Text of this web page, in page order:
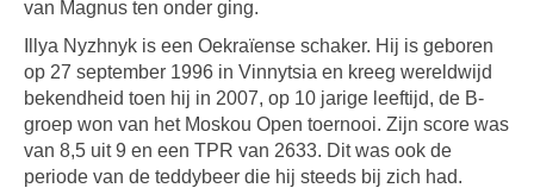
van Magnus ten onder ging.
Illya Nyzhnyk is een Oekraïense schaker. Hij is geboren
op 27 september 1996 in Vinnytsia en kreeg wereldwijd
bekendheid toen hij in 2007, op 10 jarige leeftijd, de B-
groep won van het Moskou Open toernooi. Zijn score was
van 8,5 uit 9 en een TPR van 2633. Dit was ook de
periode van de teddybeer die hij steeds bij zich had.